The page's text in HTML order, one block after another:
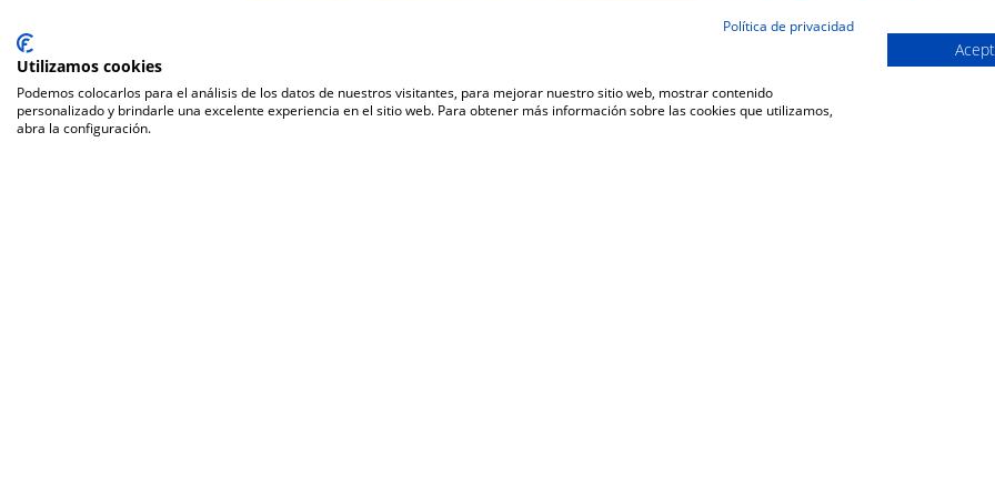
Política de privacidad
Utilizamos cookies
Podemos colocarlos para el análisis de los datos de nuestros visitantes, para mejorar nuestro sitio web, mostrar contenido
personalizado y brindarle una excelente experiencia en el sitio web. Para obtener más información sobre las cookies que utilizamos,
abra la configuración.